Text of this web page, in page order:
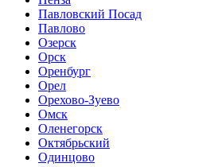
Павловский Посад
Павлово
Озерск
Орск
Оренбург
Орел
Орехово-Зуево
Омск
Оленегорск
Октябрьский
Одинцово